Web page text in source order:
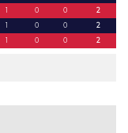
1 0 0
2
1 0 0
2
1 0 0 2